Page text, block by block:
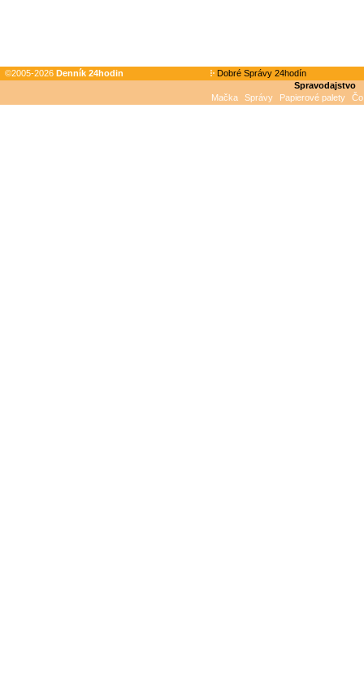
©2005-2026 Denník 24hodin
Dobré Správy 24hodín
Spravodajstvo
Mačka
Správy Papierové palety